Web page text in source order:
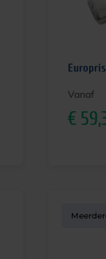
Vanaf
€